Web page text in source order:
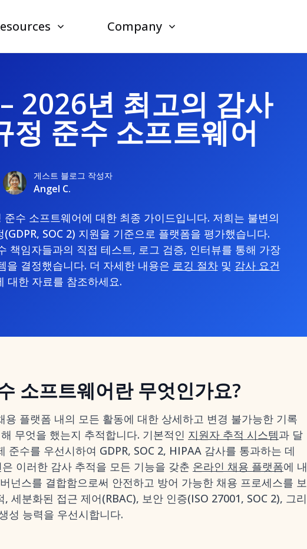
Company
2026년 최고의 감사
정 준수 소프트웨어
게스트 블로그 작성자
Angel C.
수 소프트웨어에 대한 최종 가이드입니다. 저희는 불변의
SOC 2) 지원을 기준으로 플랫폼을 평가했습니다.
책임자들과의 직접 테스트, 로그 검증, 인터뷰를 통해 가장
을 결정했습니다. 더 자세한 내용은 로깅 절차및 감사 요건
대한 자료를 참조하세요.
소프트웨어란 무엇인가요?
플랫폼 내의 모든 활동에 대한 상세하고 변경 불가능한 기록
무엇을 했는지 추적합니다. 기본적인 지원자 추적 시스템과 달
수를 우선시하여 GDPR, SOC 2, HIPAA 감사를 통과하는 데
이러한 감사 추적을 모든 기능을 갖춘 온라인 채용 플랫폼에 내
넌스를 결합함으로써 안전하고 방어 가능한 채용 프로세스를 보
세분화된 접근 제어(RBAC), 보안 인증(ISO 27001, SOC 2), 그리
성 능력을 우선시합니다.